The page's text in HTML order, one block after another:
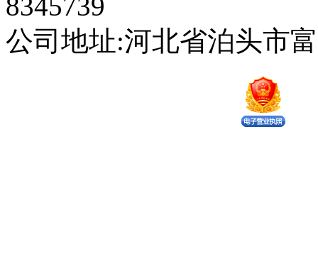
8345739
公司地址:河北省泊头市